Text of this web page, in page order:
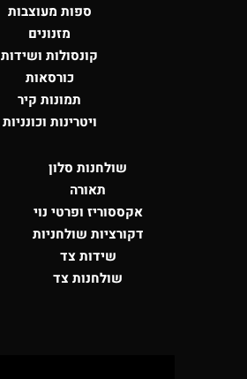
ספות מעוצבות
מזנונים
קונסולות ושידות
כורסאות
תמונות קיר
ויטרינות וכונניות
שולחנות סלון
תאורה
אקססוריז ופרטי נוי
דקורציות שולחניות
שידות צד
שולחנות צד